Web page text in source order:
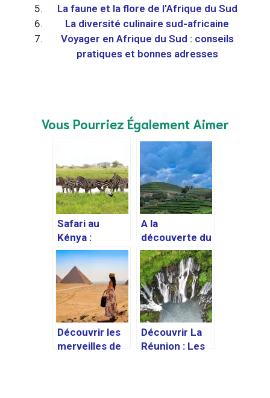
La faune et la flore de l'Afrique du Sud
La diversité culinaire sud-africaine
Voyager en Afrique du Sud : conseils
pratiques et bonnes adresses
Vous Pourriez Également Aimer
Safari au
Kénya :
comment le
préparer et ce
qu’il faut
savoir
A la
découverte du
Rwanda, le
« pays aux
mille collines »
Découvrir les
merveilles de
Découvrir La
Réunion : Les